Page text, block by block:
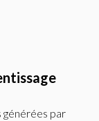
générées par